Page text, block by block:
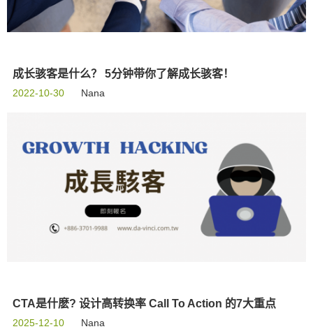
成长骇客是什么？ 5分钟带你了解成长骇客！
2022-10-30 Nana
CTA是什麽? 设计高转换率 Call To Action 的7大重点
2025-12-10 Nana